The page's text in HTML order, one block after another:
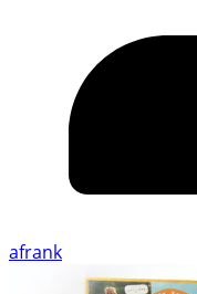
afrank